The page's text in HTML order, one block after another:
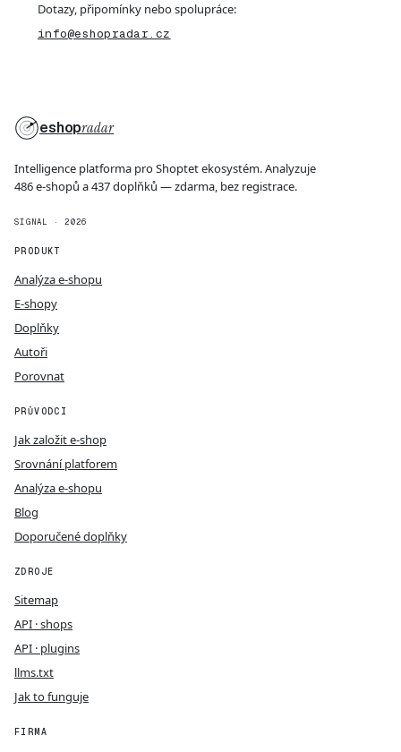
Dotazy, připomínky nebo spolupráce:
info@eshopradar.cz
eshopradar
Intelligence platforma pro Shoptet ekosystém. Analyzuje
486 e-shopů a 437 doplňků — zdarma, bez registrace.
SIGNAL · 2026
PRODUKT
Analýza e-shopu
E-shopy
Doplňky
Autoři
Porovnat
PRŮVODCI
Jak založit e-shop
Srovnání platforem
Analýza e-shopu
Blog
Doporučené doplňky
ZDROJE
Sitemap
API · shops
API · plugins
llms.txt
Jak to funguje
FIRMA